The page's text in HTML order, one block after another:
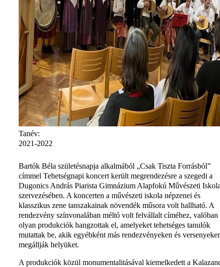
Tanév:
2021-2022
Bartók Béla születésnapja alkalmából „Csak Tiszta Forrásból”
címmel Tehetségnapi koncert került megrendezésre a szegedi a
Dugonics András Piarista Gimnázium Alapfokú Művészeti
szervezésében. A koncerten a művészeti iskola népzenei és
klasszikus zene tanszakainak növendék műsora volt hallható. A
rendezvény színvonalában méltó volt felvállalt címéhez, valóban
olyan produkciók hangzottak el, amelyeket tehetséges tanulók
mutattak be, akik egyébként más rendezvényeken és
megállják helyüket.
A produkciók közül monumentalitásával kiemelkedett a